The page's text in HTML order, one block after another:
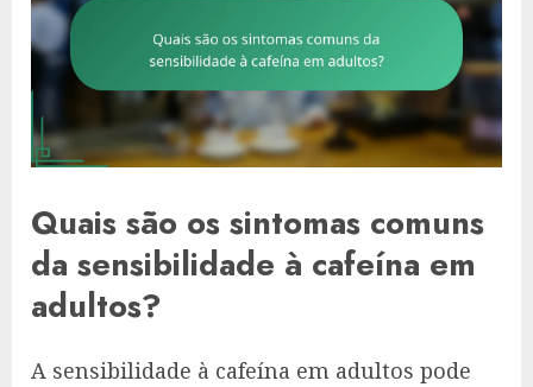
Quais são os sintomas comuns
da sensibilidade à cafeína em
adultos?
A sensibilidade à cafeína em adultos pode